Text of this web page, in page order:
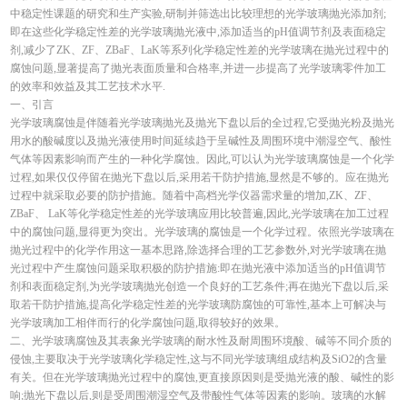
中稳定性课题的研究和生产实验,研制并筛选出比较理想的光学玻璃抛光添加剂;
即在这些化学稳定性差的光学玻璃抛光液中,添加适当的pH值调节剂及表面稳定
剂,减少了ZK、ZF、ZBaF、LaK等系列化学稳定性差的光学玻璃在抛光过程中的
腐蚀问题,显著提高了抛光表面质量和合格率,并进一步提高了光学玻璃零件加工
的效率和效益及其工艺技术水平.
一、引言
光学玻璃腐蚀是伴随着光学玻璃抛光及抛光下盘以后的全过程,它受抛光粉及抛光
用水的酸碱度以及抛光液使用时间延续趋于呈碱性及周围环境中潮湿空气、酸性
气体等因素影响而产生的一种化学腐蚀。因此,可以认为光学玻璃腐蚀是一个化学
过程,如果仅仅停留在抛光下盘以后,采用若干防护措施,显然是不够的。应在抛光
过程中就采取必要的防护措施。随着中高档光学仪器需求量的增加,ZK、ZF、
ZBaF、 LaK等化学稳定性差的光学玻璃应用比较普遍,因此,光学玻璃在加工过程
中的腐蚀问题,显得更为突出。光学玻璃的腐蚀是一个化学过程。依照光学玻璃在
抛光过程中的化学作用这一基本思路,除选择合理的工艺参数外,对光学玻璃在抛
光过程中产生腐蚀问题采取积极的防护措施:即在抛光液中添加适当的pH值调节
剂和表面稳定剂,为光学玻璃抛光创造一个良好的工艺条件;再在抛光下盘以后,采
取若干防护措施,提高化学稳定性差的光学玻璃防腐蚀的可靠性,基本上可解决与
光学玻璃加工相伴而行的化学腐蚀问题,取得较好的效果。
二、光学玻璃腐蚀及其表象光学玻璃的耐水性及耐周围环境酸、碱等不同介质的
侵蚀,主要取决于光学玻璃化学稳定性,这与不同光学玻璃组成结构及SiO2的含量
有关。但在光学玻璃抛光过程中的腐蚀,更直接原因则是受抛光液的酸、碱性的影
响;抛光下盘以后,则是受周围潮湿空气及带酸性气体等因素的影响。玻璃的水解